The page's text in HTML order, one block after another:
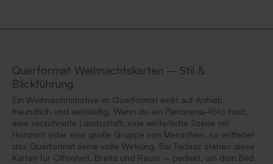
Querformat Weihnachtskarten – Stil &
Blickführung
Ein Weihnachtsmotive im Querformat wirkt auf Anhieb
freundlich und weitläufig. Wenn du ein Panorama-Foto hast,
eine verschneite Landschaft, eine winterliche Szene mit
Horizont oder eine große Gruppe von Menschen, so entfaltet
das Querformat seine volle Wirkung. Bei Tadaaz stehen diese
Karten für Offenheit, Breite und Raum – perfekt, um dein Bild